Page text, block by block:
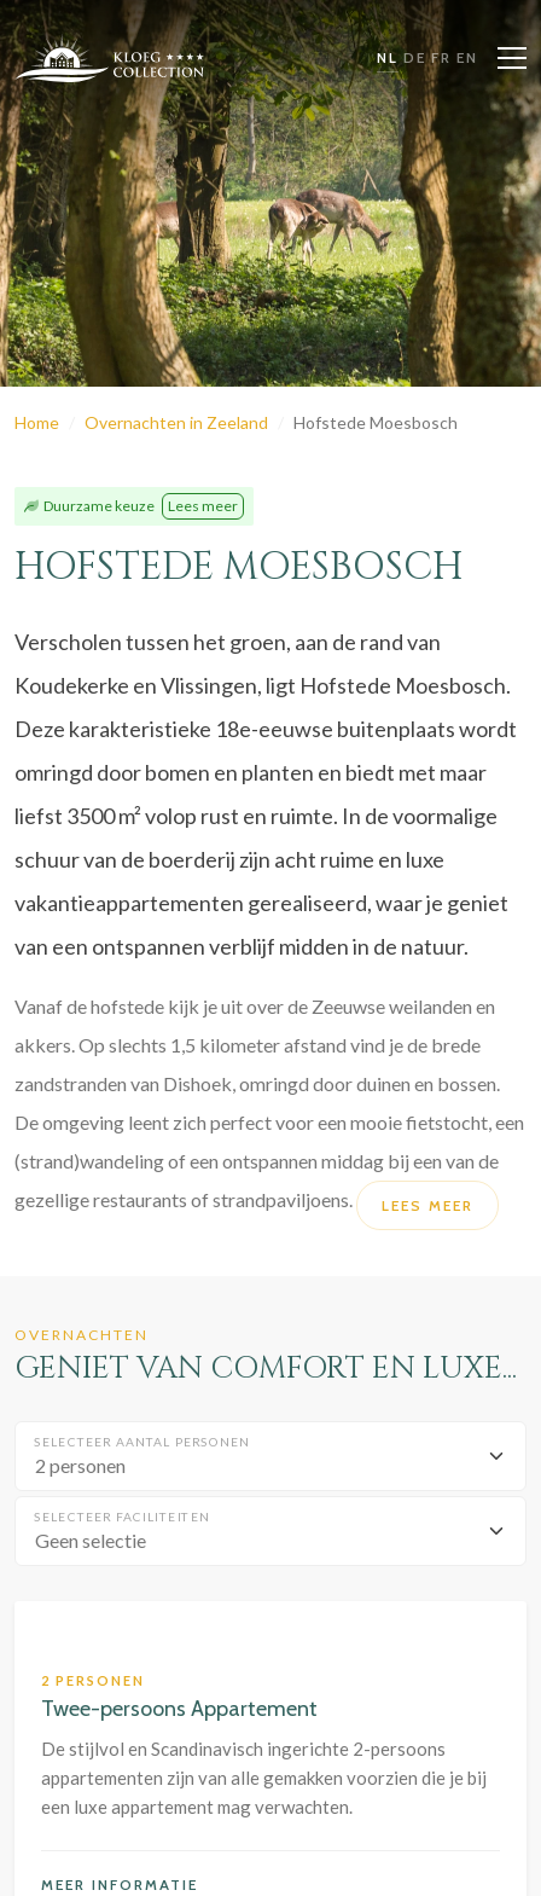
NL DE FR EN
Home Overnachten in Zeeland Hofstede Moesbosch
Duurzame keuze Lees meer
HOFSTEDE MOESBOSCH
Verscholen tussen het groen, aan de rand van
Koudekerke en Vlissingen, ligt Hofstede Moesbosch.
Deze karakteristieke 18e-eeuwse buitenplaats wordt
omringd door bomen en planten en biedt met maar
liefst 3500 m² volop rust en ruimte. In de voormalige
schuur van de boerderij zijn acht ruime en luxe
vakantieappartementen gerealiseerd, waar je geniet
van een ontspannen verblijf midden in de natuur.
Vanaf de hofstede kijk je uit over de Zeeuwse weilanden en
akkers. Op slechts 1,5 kilometer afstand vind je de brede
zandstranden van Dishoek, omringd door duinen en bossen.
De omgeving leent zich perfect voor een mooie fietstocht, een
(strand)wandeling of een ontspannen middag bij een van de
gezellige restaurants of strandpaviljoens.
LEES MEER
OVERNACHTEN
GENIET VAN COMFORT EN LUXE...
SELECTEER AANTAL PERSONEN
Geen selectie
SELECTEER FACILITEITEN
2 PERSONEN
Twee-persoons Appartement
De stijlvol en Scandinavisch ingerichte 2-persoons
appartementen zijn van alle gemakken voorzien die je bij
een luxe appartement mag verwachten.
MEER INFORMATIE